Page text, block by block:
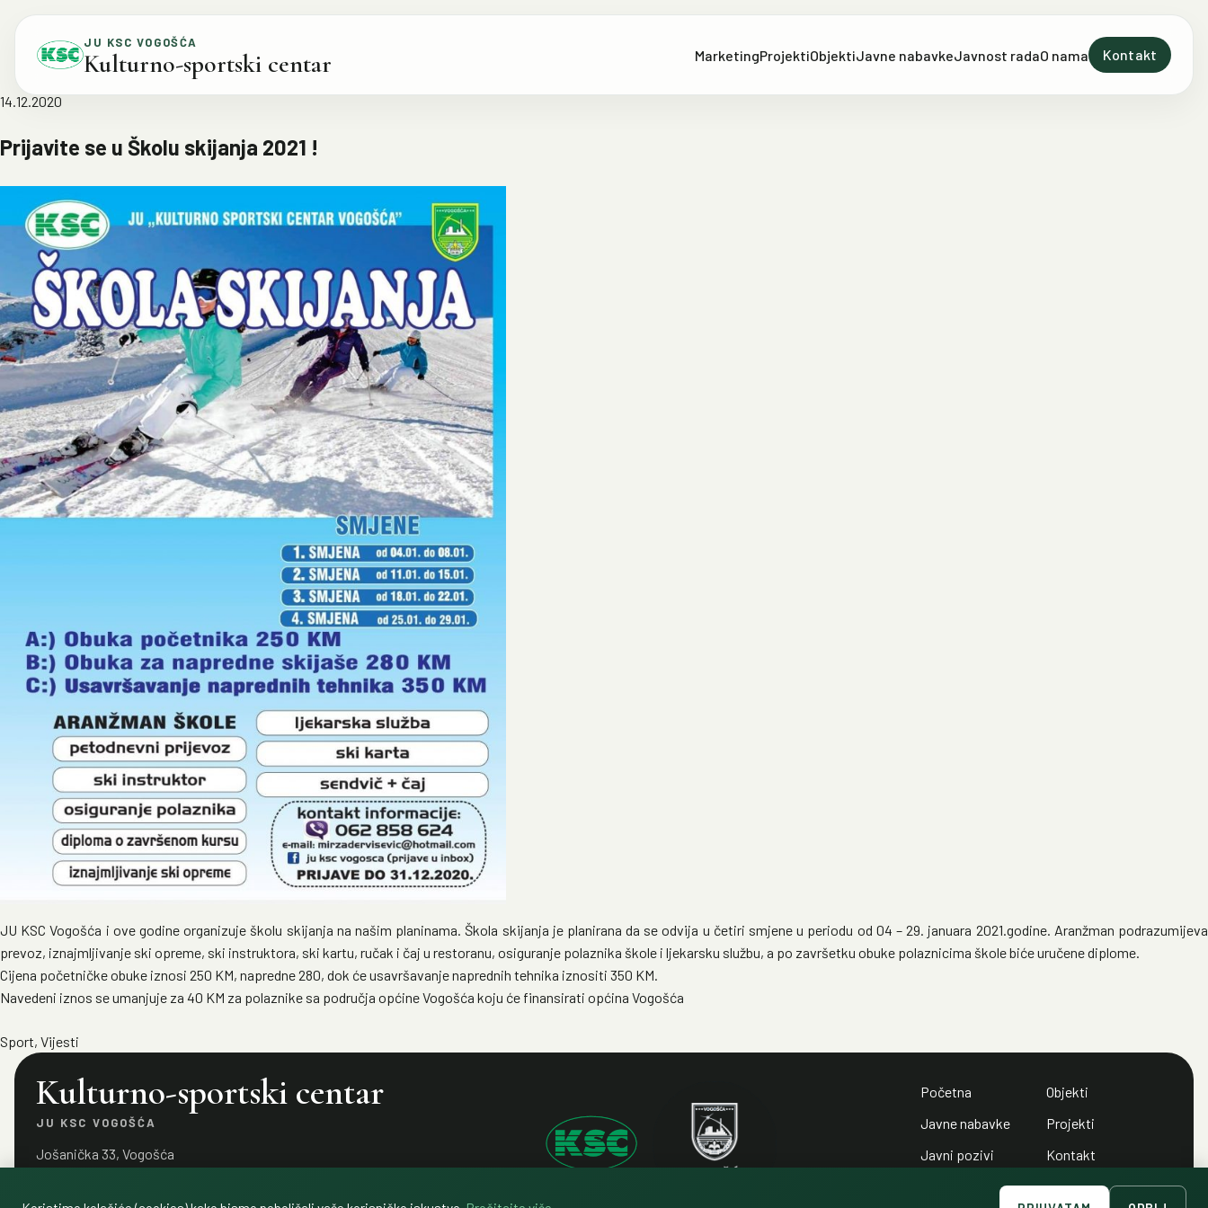
JU KSC VOGOŠĆA
Kulturno-sportski centar MarketingProjektiObjektiJavne nabavkeJavnost radaO nama Kontakt
14.12.2020
Prijavite se u Školu skijanja 2021 !
JU KSC Vogošća i ove godine organizuje školu skijanja na našim planinama. Škola skijanja je planirana da se odvija u četiri smjene u periodu od 04 – 29. januara 2021.godine. Aranžman podrazumijeva
prevoz, iznajmljivanje ski opreme, ski instruktora, ski kartu, ručak i čaj u restoranu, osiguranje polaznika škole i ljekarsku službu, a po završetku obuke polaznicima škole biće uručene diplome.
Cijena početničke obuke iznosi 250 KM, napredne 280, dok će usavršavanje naprednih tehnika iznositi 350 KM.
Navedeni iznos se umanjuje za 40 KM za polaznike sa područja općine Vogošća koju će finansirati općina Vogošća
Sport, Vijesti
Kulturno-sportski centar
JU KSC VOGOŠĆA
Jošanička 33, Vogošća
033 432 615
Početna
Javne nabavke
Javni pozivi
Objekti
Projekti
Kontakt
Politika privatnosti